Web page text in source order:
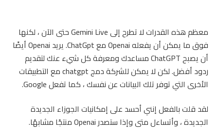
معظم هذه القدرات لا تطرح إلى Gemini Live حتى الآن ، لكنها
فوق ما يمكن أن يفعله Openai مع ChatGpt. يريد Openai أيضًا
أن يصبح ChatGPT مساعدك ومعرفة كل شيء عنك لتقديم
ردود أفضل. لكن لا يمكن للشركة دمج chatgpt مع التطبيقات
الأخرى التي توفر تلك البيانات عن نفسك ، كما تفعل Google.
لقد قلت بالفعل إنني أحسد على إمكانيات الجوزاء الجديدة
الجديدة ، وأتساءل متى وإذا ستصدر Openai منتجًا مشابهًا.